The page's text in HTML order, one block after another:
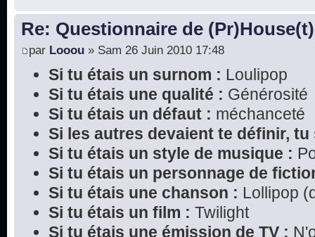
Re: Questionnaire de (Pr)House(t)
par Looou » Sam 26 Juin 2010 17:48
Si tu étais un surnom : Loulipop
Si tu étais une qualité : Générosité
Si tu étais un défaut : méchanceté
Si les autres devaient te définir, tu
Si tu étais un style de musique :
Si tu étais un personnage de
Si tu étais une chanson : Lollipop
Si tu étais un film : Twilight
Si tu étais une émission de TV :